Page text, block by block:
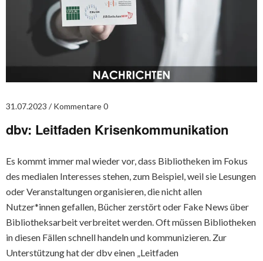
31.07.2023 Kommentare 0
dbv: Leitfaden Krisenkommunikation
Es kommt immer mal wieder vor, dass Bibliotheken im Fokus
des medialen Interesses stehen, zum Beispiel, weil sie Lesungen
oder Veranstaltungen organisieren, die nicht allen
Nutzer*innen gefallen, Bücher zerstört oder Fake News über
Bibliotheksarbeit verbreitet werden. Oft müssen Bibliotheken
in diesen Fällen schnell handeln und kommunizieren. Zur
Unterstützung hat der dbv einen „Leitfaden